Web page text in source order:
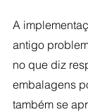
A
antigo
no que diz
embalagens
também se